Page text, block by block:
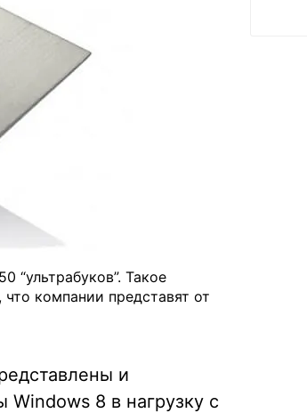
“ультрабуков”. Такое
компании представят от
и
8 в нагрузку с